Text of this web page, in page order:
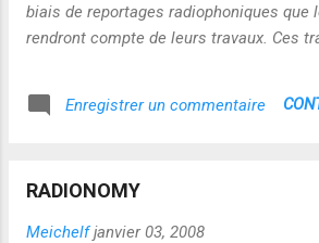
biais de reportages radiophoniques que
rendront compte de leurs travaux. Ces
Enregistrer un commentaire
RADIONOMY
Meichelf janvier 03, 2008